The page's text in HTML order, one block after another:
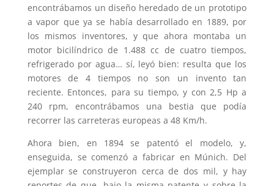
encontrábamos un diseño heredado de un prototipo
a vapor que ya se había desarrollado en 1889, por
los mismos inventores, y que ahora montaba un
motor bicilíndrico de 1.488 cc de cuatro tiempos,
refrigerado por agua… sí, leyó bien: resulta que los
motores de 4 tiempos no son un invento tan
reciente. Entonces, para su tiempo, y con 2,5 Hp a
240 rpm, encontrábamos una bestia que podía
recorrer las carreteras europeas a 48 Km/h.
Ahora bien, en 1894 se patentó el modelo, y,
enseguida, se comenzó a fabricar en Múnich. Del
ejemplar se construyeron cerca de dos mil, y hay